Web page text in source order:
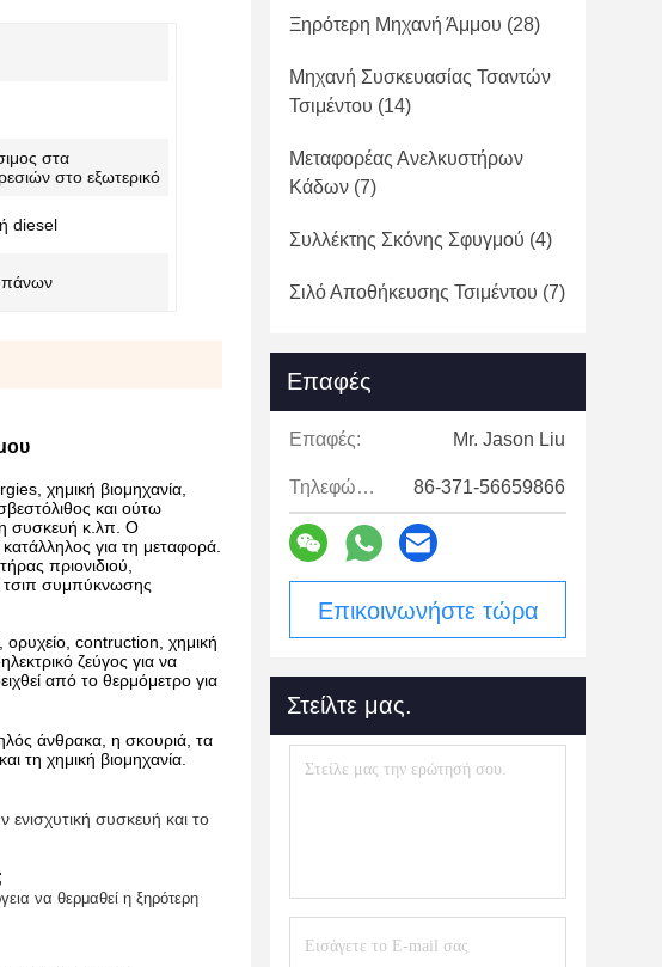
στα
στο εξωτερικό
diesel
χημική βιομηχανία,
και ούτω
συσκευή κ.λπ. Ο
για τη μεταφορά.
πριονιδιού,
τσιπ συμπύκνωσης
ορυχείο, contruction, χημική
ζεύγος για να
από το θερμόμετρο για
άνθρακα, η σκουριά, τα
τη χημική βιομηχανία.
συσκευή και το
να θερμαθεί η ξηρότερη
Ξηρότερη Μηχανή Άμμου (28)
Μηχανή Συσκευασίας Τσαντών
Τσιμέντου (14)
Μεταφορέας Ανελκυστήρων
Κάδων (7)
Συλλέκτης Σκόνης Σφυγμού (4)
Σιλό Αποθήκευσης Τσιμέντου (7)
Επαφές
Επαφές: Mr. Jason Liu
Τηλεφώνημα: 86-371-56659866
Επικοινωνήστε τώρα
Στείλτε μας.